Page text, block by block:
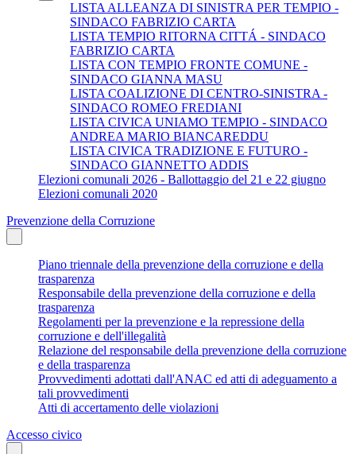
LISTA ALLEANZA DI SINISTRA PER TEMPIO -
SINDACO FABRIZIO CARTA
LISTA TEMPIO RITORNA CITTÁ - SINDACO
FABRIZIO CARTA
LISTA CON TEMPIO FRONTE COMUNE -
SINDACO GIANNA MASU
LISTA COALIZIONE DI CENTRO-SINISTRA -
SINDACO ROMEO FREDIANI
LISTA CIVICA UNIAMO TEMPIO - SINDACO
ANDREA MARIO BIANCAREDDU
LISTA CIVICA TRADIZIONE E FUTURO -
SINDACO GIANNETTO ADDIS
Elezioni comunali 2026 - Ballottaggio del 21 e 22 giugno
Elezioni comunali 2020
Prevenzione della Corruzione
Piano triennale della prevenzione della corruzione e della
trasparenza
Responsabile della prevenzione della corruzione e della
trasparenza
Regolamenti per la prevenzione e la repressione della
corruzione e dell'illegalità
Relazione del responsabile della prevenzione della corruzione
e della trasparenza
Provvedimenti adottati dall'ANAC ed atti di adeguamento a
tali provvedimenti
Atti di accertamento delle violazioni
Accesso civico